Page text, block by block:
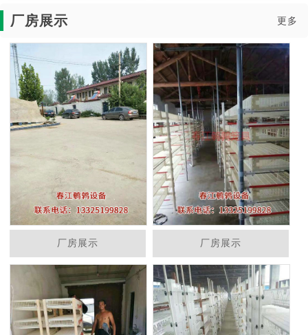
厂房展示 更多
厂房展示 厂房展示